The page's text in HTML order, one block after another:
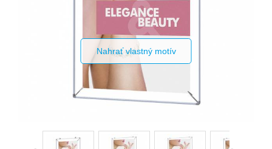
Nahrať vlastný motív